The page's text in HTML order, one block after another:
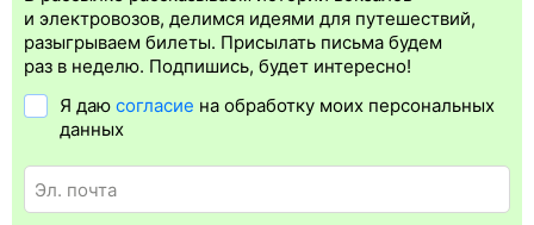
Электронная регистрацияпроизводитсясразупосле оплаты
билета.Электронная регистрация— это опция, которая
упрощает жизнь пассажиру. Её бонус в том, что не обязательно
Электронная регистрация доступна почти для всех заказов,
исключение составляют поезда
в электронном ж/д билете. А в случае отсутствия электронной
и электровозов, делимся идеями для путешествий,
разыгрываем билеты. Присылать письма будем
раз в неделю. Подпишись, будет интересно!
Я даю согласие на обработку моих персональных
данных